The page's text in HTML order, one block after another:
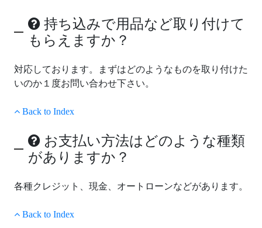
持ち込みで用品など取り付けて
もらえますか？
対応しております。まずはどのようなものを取り付けた
いのか１度お問い合わせ下さい。
Back to Index
お支払い方法はどのような種類
がありますか？
各種クレジット、現金、オートローンなどがあります。
Back to Index